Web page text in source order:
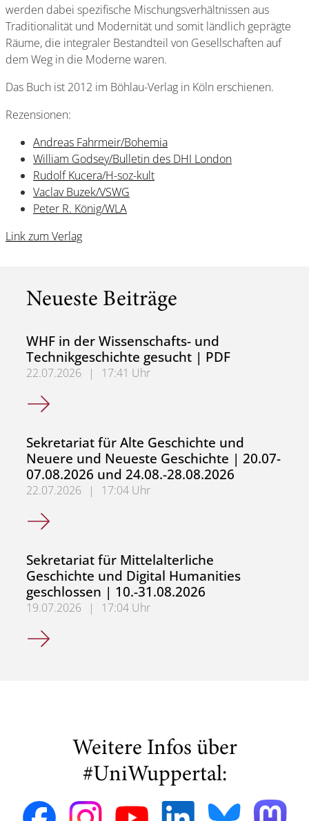
werden dabei spezifische Mischungsverhältnissen aus
Traditionalität und Modernität und somit ländlich geprägte
Räume, die integraler Bestandteil von Gesellschaften auf
dem Weg in die Moderne waren.
Das Buch ist 2012 im Böhlau-Verlag in Köln erschienen.
Rezensionen:
Andreas Fahrmeir/Bohemia
William Godsey/Bulletin des DHI London
Rudolf Kucera/H-soz-kult
Vaclav Buzek/VSWG
Peter R. König/WLA
Link zum Verlag
Neueste Beiträge
WHF in der Wissenschafts- und
Technikgeschichte gesucht | PDF
22.07.2026 |
17:41 Uhr
WHF in der Wissenschafts- und Technikgeschichte
Sekretariat für Alte Geschichte und
Neuere und Neueste Geschichte | 20.07-
07.08.2026 und 24.08.-28.08.2026
22.07.2026 |
17:04 Uhr
Sekretariat für Alte Geschichte und Neuere und
Sekretariat für Mittelalterliche
Geschichte und Digital Humanities
geschlossen | 10.-31.08.2026
19.07.2026 |
17:04 Uhr
Sekretariat für Mittelalterliche Geschichte und Digital
Weitere Infos über
#UniWuppertal: